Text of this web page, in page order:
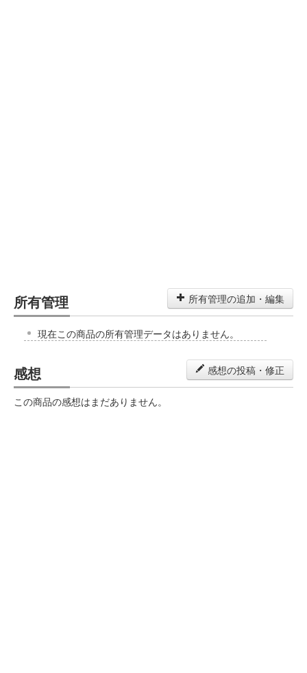
所有管理 所有管理の追加・編集
現在この商品の所有管理データはありません。
感想 感想の投稿・修正
この商品の感想はまだありません。